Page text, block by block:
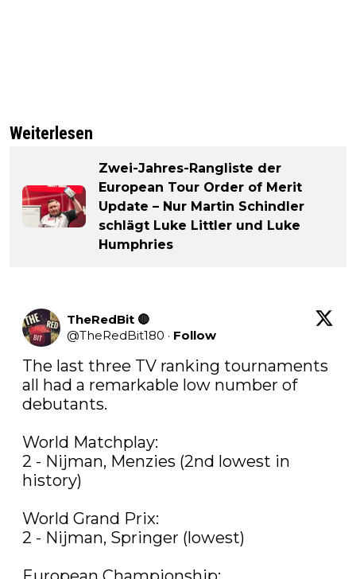
Weiterlesen
Zwei-Jahres-Rangliste der
European Tour Order of Merit
Update – Nur Martin Schindler
schlägt Luke Littler und Luke
Humphries
TheRedBit 🔴
@TheRedBit180 · Follow
The last three TV ranking tournaments
all had a remarkable low number of
debutants.
World Matchplay:
2 - Nijman, Menzies (2nd lowest in
history)
World Grand Prix:
2 - Nijman, Springer (lowest)